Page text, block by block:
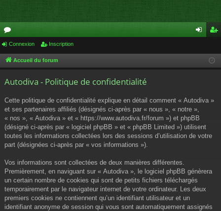
or
u cri
Connexion Inscription
Accueil du forum
Autodiva - Politique de confidentialité
Cette politique de confidentialité explique en détail comment « Autodiva »
et ses partenaires affiliés (désignés ci-après par « nous », « notre »,
« nos », « Autodiva » et « https://www.autodiva.fr/forum ») et phpBB
(désigné ci-après par « logiciel phpBB » et « phpBB Limited ») utilisent
toutes les informations collectées lors des sessions d’utilisation de votre
part (désignées ci-après par « vos informations »).
Vos informations sont collectées de deux manières différentes.
Premièrement, en naviguant sur « Autodiva », le logiciel phpBB génèrera
un certain nombre de cookies qui sont de petits fichiers téléchargés
temporairement par le navigateur internet de votre ordinateur. Les deux
premiers cookies ne contiennent qu’un identifiant utilisateur et un
identifiant anonyme de session qui vous sont automatiquement assignés